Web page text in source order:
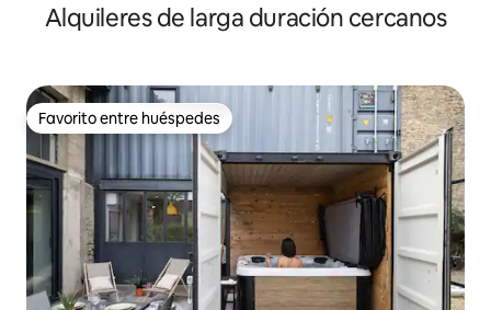
Alquileres de larga duración cercanos
Favorito entre huéspedes
Favorito entre huéspedes